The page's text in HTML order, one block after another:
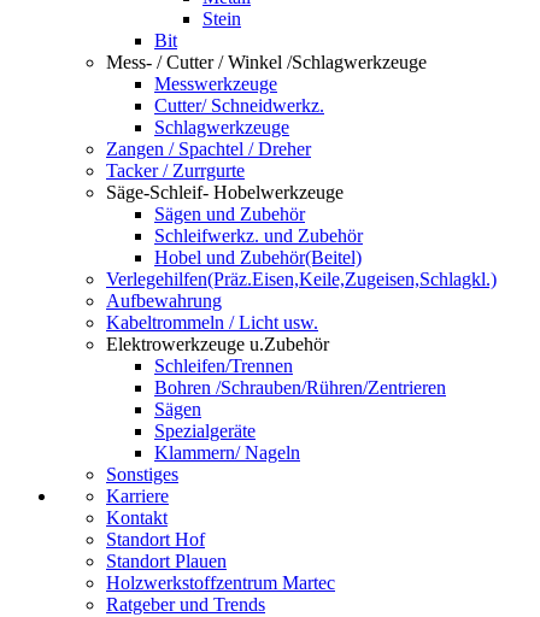
Stein
Bit
Mess- / Cutter / Winkel /Schlagwerkzeuge
Messwerkzeuge
Cutter/ Schneidwerkz.
Schlagwerkzeuge
Zangen / Spachtel / Dreher
Tacker / Zurrgurte
Säge-Schleif- Hobelwerkzeuge
Sägen und Zubehör
Schleifwerkz. und Zubehör
Hobel und Zubehör(Beitel)
Verlegehilfen(Präz.Eisen,Keile,Zugeisen,Schlagkl.)
Aufbewahrung
Kabeltrommeln / Licht usw.
Elektrowerkzeuge u.Zubehör
Schleifen/Trennen
Bohren /Schrauben/Rühren/Zentrieren
Sägen
Spezialgeräte
Klammern/ Nageln
Sonstiges
Karriere
Kontakt
Standort Hof
Standort Plauen
Holzwerkstoffzentrum Martec
Ratgeber und Trends